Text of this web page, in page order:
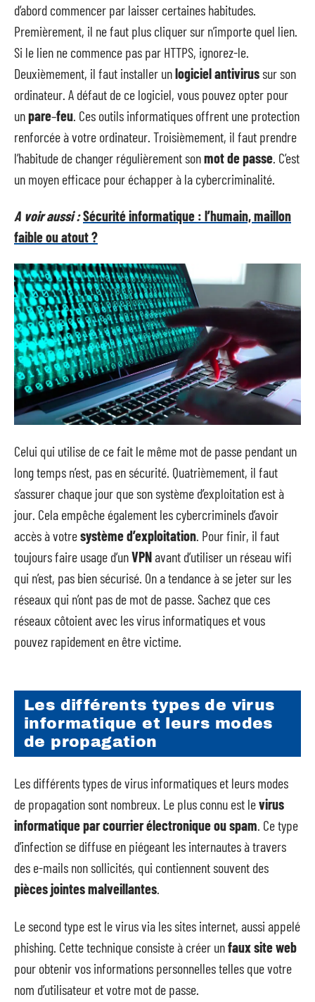
d’abord commencer par laisser certaines habitudes.
Premièrement, il ne faut plus cliquer sur n’importe quel lien.
Si le lien ne commence pas par HTTPS, ignorez-le.
Deuxièmement, il faut installer unlogicielantivirussur son
ordinateur. A défaut de ce logiciel, vous pouvez opter pour
unpare–feu . Ces outils informatiques offrent une protection
renforcée à votre ordinateur. Troisièmement, il faut prendre
l’habitude de changer régulièrement sonmotdepasse . C’est
un moyen efficace pour échapper à la cybercriminalité.
A voir aussi :Sécurité informatique : l’humain, maillon
faible ou atout ?
Celui qui utilise de ce fait le même mot de passe pendant un
long temps n’est, pas en sécurité. Quatrièmement, il faut
s’assurer chaque jour que son système d’exploitation est à
jour. Cela empêche également les cybercriminels d’avoir
accès à votresystème d’exploitation. Pour finir, il faut
toujours faire usage d’unVPNavant d’utiliser un réseau wifi
qui n’est, pas bien sécurisé. On a tendance à se jeter sur les
réseaux qui n’ont pas de mot de passe. Sachez que ces
réseaux côtoient avec les virus informatiques et vous
pouvez rapidement en être victime.
Les différents types de virus
informatique et leurs modes
de propagation
Les différents types de virus informatiques et leurs modes
de propagation sont nombreux. Le plus connu est levirus
informatique par courrier électronique ou spam. Ce type
d’infection se diffuse en piégeant les internautes à travers
des e-mails non sollicités, qui contiennent souvent des
pièces jointes malveillantes.
Le second type est le virus via les sites internet, aussi appelé
phishing. Cette technique consiste à créer unfaux site web
pour obtenir vos informations personnelles telles que votre
nom d’utilisateur et votre mot de passe.